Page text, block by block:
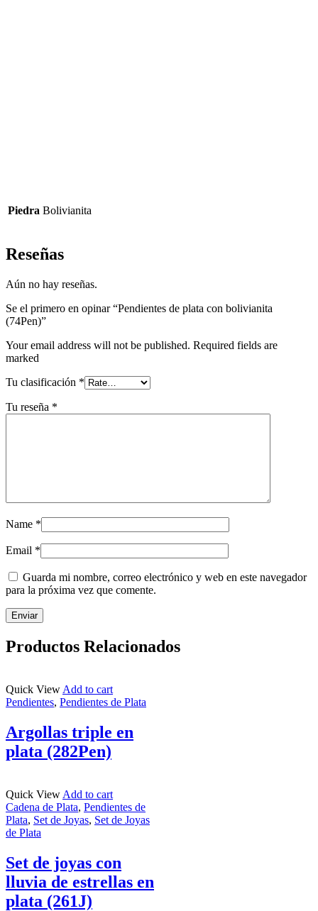
Piedra Bolivianita
Reseñas
Aún no hay reseñas.
Se el primero en opinar “Pendientes de plata con bolivianita
(74Pen)”
Your email address will not be published. Required fields are
marked
Tu clasificación *
Tu reseña *
Name *
Email *
Guarda mi nombre, correo electrónico y web en este navegador
para la próxima vez que comente.
Productos Relacionados
Quick View Add to cart
Pendientes, Pendientes de Plata
Argollas triple en
plata (282Pen)
Quick View Add to cart
Cadena de Plata, Pendientes de
Plata, Set de Joyas, Set de Joyas
de Plata
Set de joyas con
lluvia de estrellas en
plata (261J)